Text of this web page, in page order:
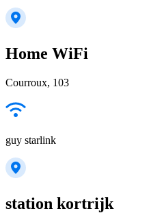
Home WiFi
Courroux, 103
guy starlink
station kortrijk